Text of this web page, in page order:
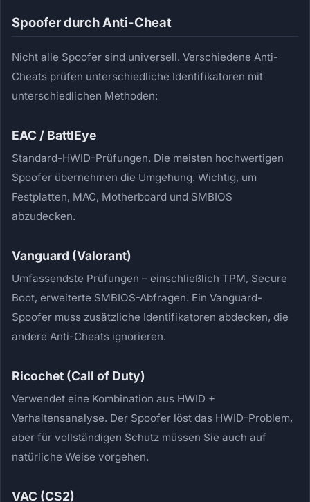
Spoofer durch Anti-Cheat
Nicht alle Spoofer sind universell. Verschiedene Anti-
Cheats prüfen unterschiedliche Identifikatoren mit
unterschiedlichen Methoden:
EAC / BattlEye
Standard-HWID-Prüfungen. Die meisten hochwertigen
Spoofer übernehmen die Umgehung. Wichtig, um
Festplatten, MAC, Motherboard und SMBIOS
abzudecken.
Vanguard (Valorant)
Umfassendste Prüfungen – einschließlich TPM, Secure
Boot, erweiterte SMBIOS-Abfragen. Ein Vanguard-
Spoofer muss zusätzliche Identifikatoren abdecken, die
andere Anti-Cheats ignorieren.
Ricochet (Call of Duty)
Verwendet eine Kombination aus HWID +
Verhaltensanalyse. Der Spoofer löst das HWID-Problem,
aber für vollständigen Schutz müssen Sie auch auf
natürliche Weise vorgehen.
VAC (CS2)